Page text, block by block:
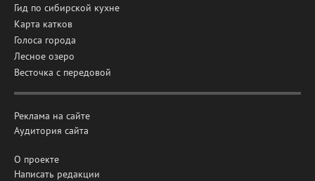
Гид по сибирской кухне
Карта катков
Голоса города
Лесное озеро
Весточка с передовой
Реклама на сайте
Аудитория сайта
О проекте
Написать редакции